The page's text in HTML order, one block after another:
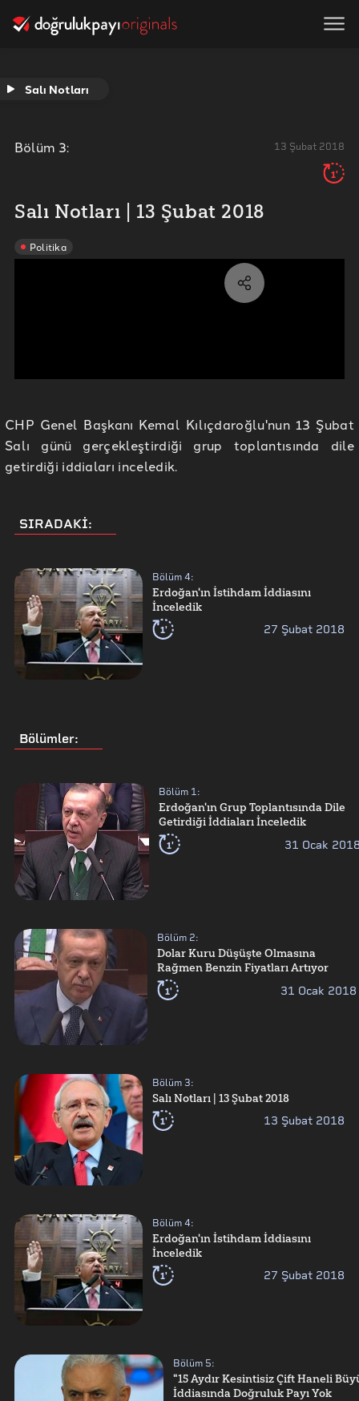
Salı Notları
Bölüm 3: 13 Şubat 2018
1'
Salı Notları | 13 Şubat 2018
Politika
CHP Genel Başkanı Kemal Kılıçdaroğlu'nun 13 Şubat
Salı günü gerçekleştirdiği grup toplantısında dile
getirdiği iddiaları inceledik.
SIRADAKİ:
Bölüm 4:
Erdoğan'ın İstihdam İddiasını
İnceledik
1' 27 Şubat 2018
Bölümler:
Bölüm 1:
Erdoğan'ın Grup Toplantısında Dile
Getirdiği İddiaları İnceledik
1' 31 Ocak
Bölüm 2:
Dolar Kuru Düşüşte Olmasına
Rağmen Benzin Fiyatları Artıyor
1' 31 Ocak 2018
Bölüm 3:
Salı Notları | 13 Şubat 2018
1' 13 Şubat 2018
Bölüm 4:
Erdoğan'ın İstihdam İddiasını
İnceledik
1' 27 Şubat 2018
Bölüm 5:
"15 Aydır Kesintisiz Çift Haneli
İddiasında Doğruluk Payı Yok